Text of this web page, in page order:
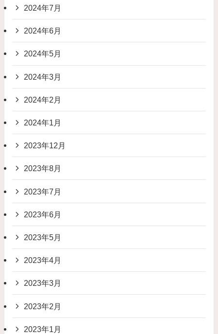
2024年7月
2024年6月
2024年5月
2024年3月
2024年2月
2024年1月
2023年12月
2023年8月
2023年7月
2023年6月
2023年5月
2023年4月
2023年3月
2023年2月
2023年1月